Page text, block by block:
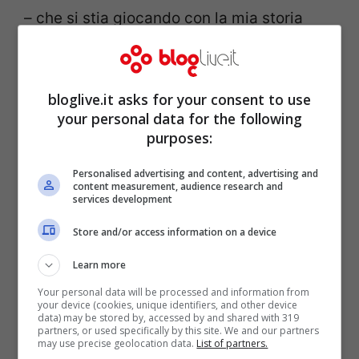
– che si stia giocando con la mia storia
d’amore, ma non sarete certo voi a
metterla in crisi”.
Poco dopo, Pamela Prati, sempre per via
bloglive.it asks for your consent to use
your personal data for the following
purposes:
Personalised advertising and content, advertising and
content measurement, audience research and
services development
Store and/or access information on a device
Learn more
Your personal data will be processed and information from
your device (cookies, unique identifiers, and other device
data) may be stored by, accessed by and shared with 319
partners, or used specifically by this site. We and our partners
may use precise geolocation data. List of partners.